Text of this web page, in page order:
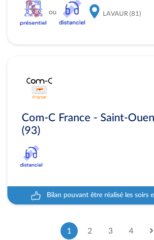
ou LAVAUR (81)
Com-C France - Saint-
(93)
Bilan pouvant être réalisé les soirs
1 2 3 4